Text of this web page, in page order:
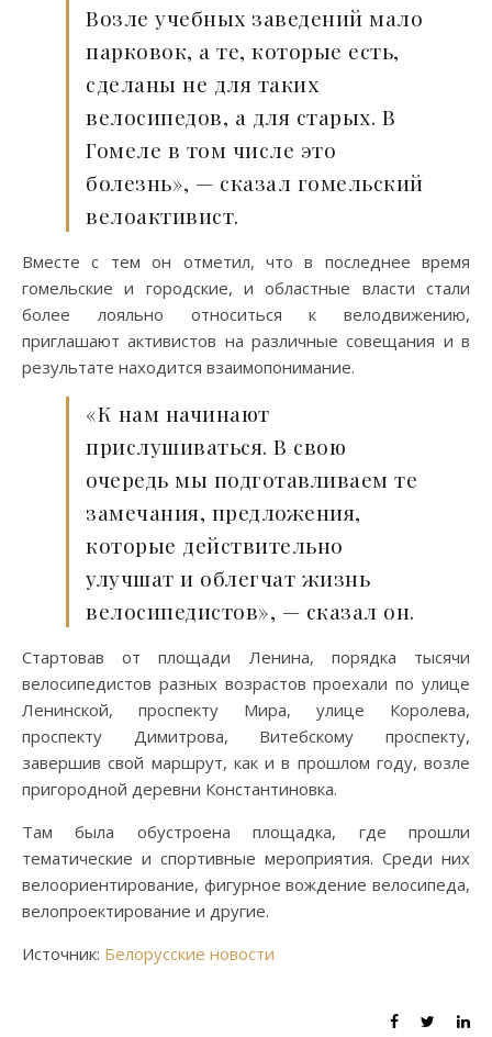
Возле учебных заведений мало
парковок, а те, которые есть,
сделаны не для таких
велосипедов, а для старых. В
Гомеле в том числе это
болезнь», — сказал гомельский
велоактивист.
Вместе с тем он отметил, что в последнее время
гомельские и городские, и областные власти стали
более лояльно относиться к велодвижению,
приглашают активистов на различные совещания и в
результате находится взаимопонимание.
«К нам начинают
прислушиваться. В свою
очередь мы подготавливаем те
замечания, предложения,
которые действительно
улучшат и облегчат жизнь
велосипедистов», — сказал он.
Стартовав от площади Ленина, порядка тысячи
велосипедистов разных возрастов проехали по улице
Ленинской, проспекту Мира, улице Королева,
проспекту Димитрова, Витебскому проспекту,
завершив свой маршрут, как и в прошлом году, возле
пригородной деревни Константиновка.
Там была обустроена площадка, где прошли
тематические и спортивные мероприятия. Среди них
велоориентирование, фигурное вождение велосипеда,
велопроектирование и другие.
Источник: Белорусские новости